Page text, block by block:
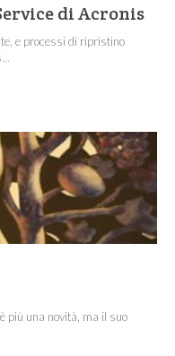
di Acronis
e processi di ripristino
più una novità, ma il suo